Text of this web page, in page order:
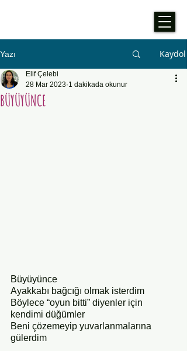
Yazı Kaydol
BÜYÜYÜNCE
Elif Çelebi
28 Mar 2023 1 dakikada okunur
Büyüyünce
Ayakkabı bağcığı olmak isterdim
Böylece “oyun bitti” diyenler için
kendimi düğümler
Beni çözemeyip yuvarlanmalarına
gülerdim